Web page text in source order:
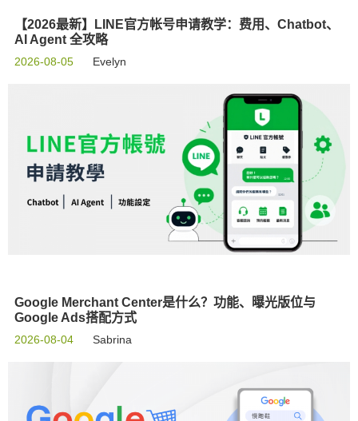
【2026最新】LINE官方帐号申请教学：费用、Chatbot、
AI Agent 全攻略
2026-08-05 Evelyn
Google Merchant Center是什么？功能、曝光版位与
Google Ads搭配方式
2026-08-04 Sabrina